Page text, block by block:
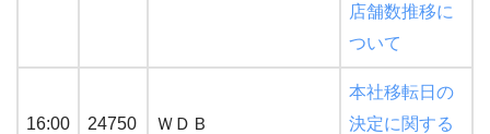
店舗数推移に
ついて
16:00 24750 ＷＤＢ
本社移転日の
決定に関する